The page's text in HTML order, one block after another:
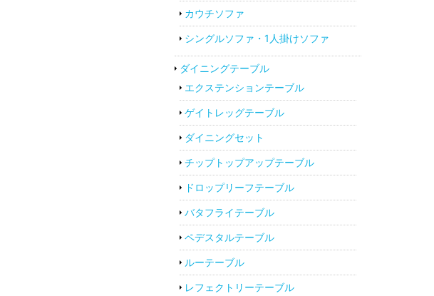
カウチソファ
シングルソファ・1人掛けソファ
ダイニングテーブル
エクステンションテーブル
ゲイトレッグテーブル
ダイニングセット
チップトップアップテーブル
ドロップリーフテーブル
バタフライテーブル
ペデスタルテーブル
ルーテーブル
レフェクトリーテーブル